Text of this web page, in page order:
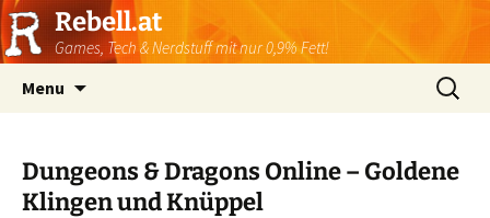
Rebell.at
Games, Tech & Nerdstuff mit nur 0,9% Fett!
Menu
Suchen
nach:
Dungeons & Dragons Online – Goldene
Klingen und Knüppel